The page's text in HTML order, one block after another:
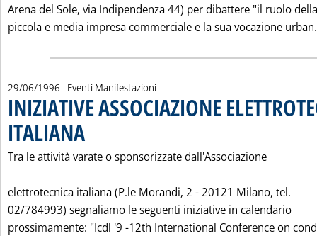
Arena del Sole, via Indipendenza 44) per dibattere "il ruolo della
piccola e media impresa commerciale e la sua vocazione
29/06/1996 - Eventi Manifestazioni
INIZIATIVE ASSOCIAZIONE
ITALIANA
Tra le attività varate o sponsorizzate dall'Associazione
elettrotecnica italiana (P.le Morandi, 2 - 20121 Milano, tel.
02/784993) segnaliamo le seguenti iniziative in calendario
prossimamente: "Icdl '9 -12th International Conference on